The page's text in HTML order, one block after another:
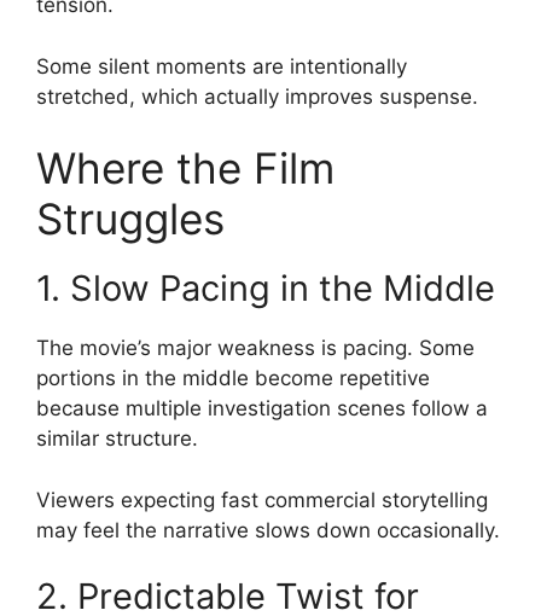
tension.
Some silent moments are intentionally
stretched, which actually improves suspense.
Where the Film
Struggles
1. Slow Pacing in the Middle
The movie’s major weakness is pacing. Some
portions in the middle become repetitive
because multiple investigation scenes follow a
similar structure.
Viewers expecting fast commercial storytelling
may feel the narrative slows down occasionally.
2. Predictable Twist for